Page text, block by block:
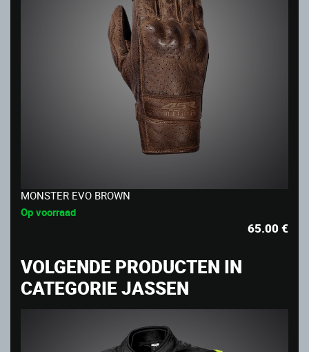
MONSTER EVO BROWN
Op voorraad
65.00€
VOLGENDE PRODUCTEN IN
CATEGORIE JASSEN